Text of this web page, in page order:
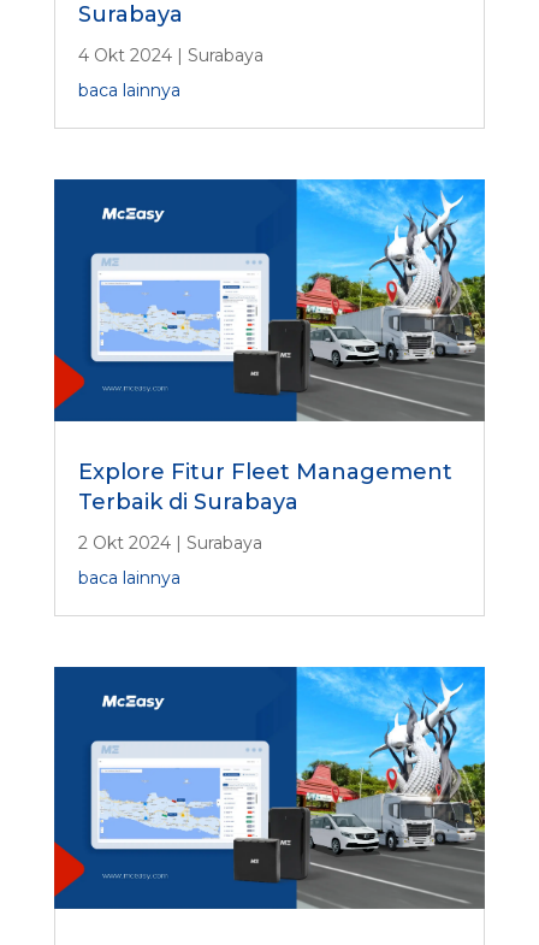
Surabaya
4 Okt 2024| Surabaya
baca lainnya
Explore Fitur Fleet Management
Terbaik di Surabaya
2 Okt 2024| Surabaya
baca lainnya